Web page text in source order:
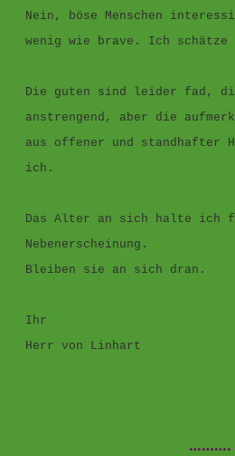
Nein, böse Menschen
wenig wie brave. Ich schätze
Die guten sind leider fad,
anstrengend, aber die
aus offener und standhafter
ich.
Das Alter an sich halte ich
Nebenerscheinung.
Bleiben sie an sich dran.
Ihr
Herr von Linhart
……….